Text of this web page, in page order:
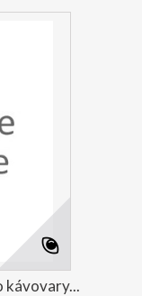
kávovary...